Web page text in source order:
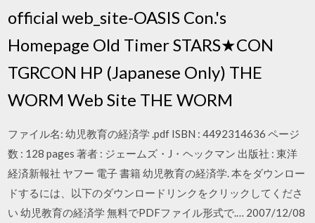
official web_site-OASIS Con.'s
Homepage Old Timer STARS★CON
TGRCON HP (Japanese Only) THE
WORM Web Site THE WORM
ファイル名: 幼児教育の経済学 .pdf ISBN : 4492314636 ページ
数 : 128 pages 著者 : ジェームズ・J・ヘックマン 出版社 : 東洋
経済新報社 ヤフー 電子 書籍 幼児教育の経済学. 本をダウンロー
ドするには、以下のダウンロードリンクをクリックしてくださ
い 幼児教育の経済学 無料でPDFファイル形式で.… 2007/12/08